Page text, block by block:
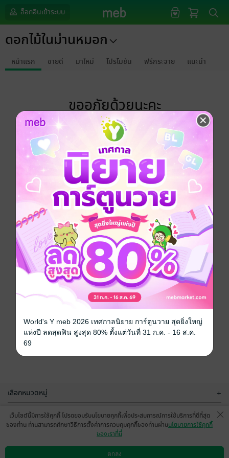
ล็อกอินเข้าระบบ
ดอกไม้ในม่านหมอก
หน้าแรก ขายดี มาใหม่ โปรโมชัน ฟรีกระจาย แนะนำ
ขออภัยด้วยนะคะ
ไม่พบข้อมูลในหัวข้อที่คุณกำลังชมค่ะ
เลือกหมวดหมู่ +
บริการช่วยเหลือ +
เว็บไซต์นี้มีการใช้คุกกี้ โปรดยอมรับนโยบายคุกกี้เพื่อประสบการณ์การใช้บริการที่ดีที่สุด
ของท่าน ท่านสามารถศึกษาวิธีการตั้งค่าการควบคุมคุกกี้ของท่านผ่านนโยบายการใช้คุกกี้
ของเราที่นี่
ตกลง
World's Y meb 2026 เทศกาลนิยาย การ์ตูนวาย สุดยิ่งใหญ่
แห่งปี ลดสุดฟิน สูงสุด 80% ตั้งแต่วันที่ 31 ก.ค. - 16 ส.ค.
69